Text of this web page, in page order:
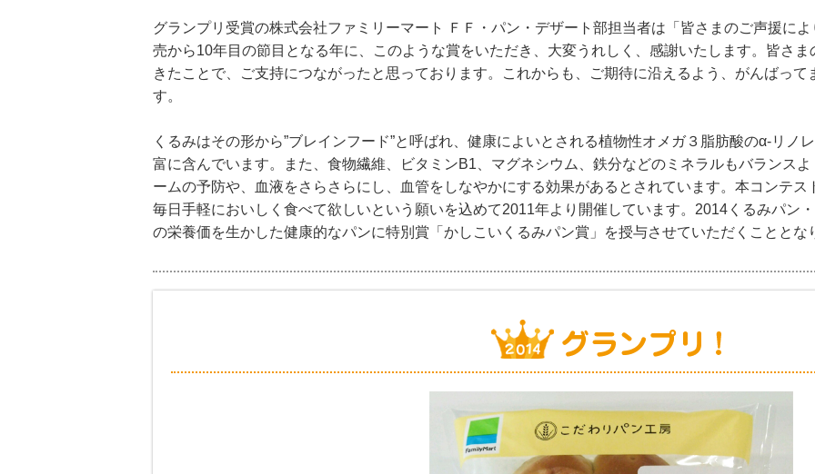
グランプリ受賞の株式会社ファミリーマート ＦＦ・パン・デザート部担当者は「皆さまのご声援に
売から10年目の節目となる年に、このような賞をいただき、大変うれしく、感謝いたします。皆さ
きたことで、ご支持につながったと思っております。これからも、ご期待に沿えるよう、がんばっ
す。
くるみはその形から”ブレインフード”と呼ばれ、健康によいとされる植物性オメガ３脂肪酸のα-リノ
富に含んでいます。また、食物繊維、ビタミンB1、マグネシウム、鉄分などのミネラルもバランス
ームの予防や、血液をさらさらにし、血管をしなやかにする効果があるとされています。本コンテ
毎日手軽においしく食べて欲しいという願いを込めて2011年より開催しています。2014くるみパン
の栄養価を生かした健康的なパンに特別賞「かしこいくるみパン賞」を授与させていただくこととな